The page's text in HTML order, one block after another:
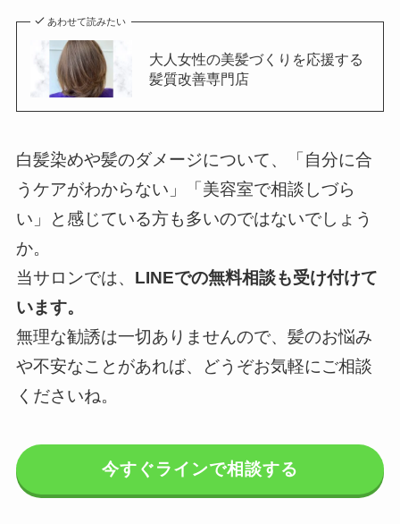
あわせて読みたい
大人女性の美髪づくりを応援する
髪質改善専門店
白髪染めや髪のダメージについて、「自分に合
うケアがわからない」「美容室で相談しづら
い」と感じている方も多いのではないでしょう
か。
当サロンでは、 LINEでの無料相談も受け付けて
います。
無理な勧誘は一切ありませんので、髪のお悩み
や不安なことがあれば、どうぞお気軽にご相談
くださいね。
今すぐラインで相談する